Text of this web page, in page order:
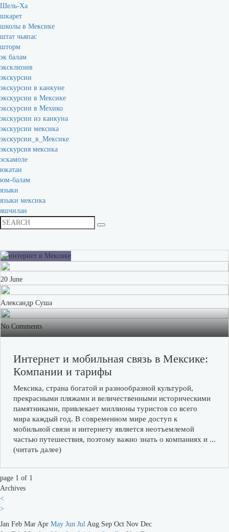
Шель-Ха
шкарет
школы в Мексике
штат чьяпас
шторм
эк балам
эксклюзив
экскурсии
экскурсии в канкуне
экскурсии в Мексике
экскурсии в Мехико
экскурсии из канкуна
экскурсии мексика
экскурсии_в_Мексике
экскурсия мексика
эскамоле
юкатан
юм-балам
языки
языки мексика
яшчилан
20 June
Александр Суша
No Comments
Интернет и мобильная связь в Мексике:
Компании и тарифы
Мексика, страна богатой и разнообразной культурой,
прекрасными пляжами и величественными историческими
памятниками, привлекает миллионы туристов со всего
мира каждый год. В современном мире доступ к
мобильной связи и интернету является неотъемлемой
частью путешествия, поэтому важно знать о компаниях и ...
(читать далее)
page 1 of 1
Archives
<
>
Jan Feb Mar Apr May Jun Jul Aug Sep Oct Nov Dec